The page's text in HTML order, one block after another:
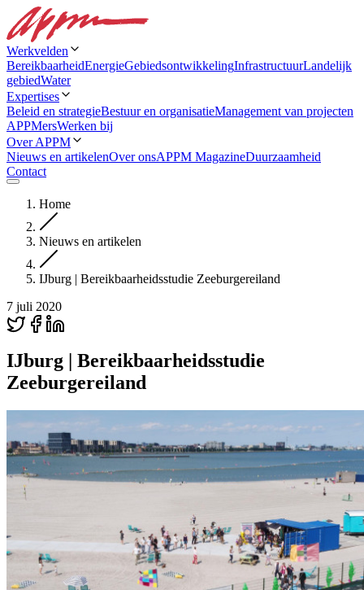
Werkvelden
BereikbaarheidEnergieGebiedsontwikkelingInfrastructuurLandelijk
gebiedWater
Expertises
Beleid en strategieBestuur en organisatieManagement van projecten
APPMersWerken bij
Over APPM
Nieuws en artikelenOver onsAPPM MagazineDuurzaamheid
Contact
Home
Nieuws en artikelen
IJburg | Bereikbaarheidsstudie Zeeburgereiland
7 juli 2020
IJburg | Bereikbaarheidsstudie
Zeeburgereiland